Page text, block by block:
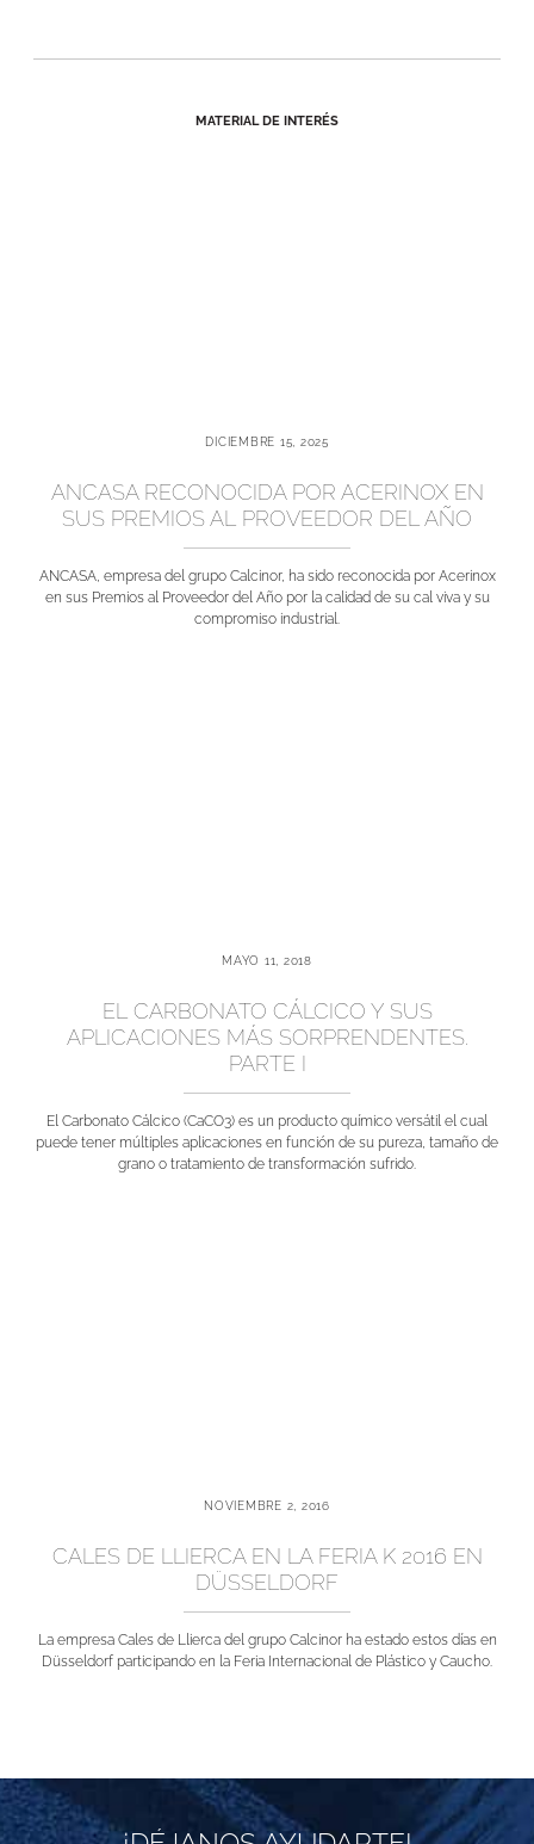
MATERIAL DE INTERÉS
DICIEMBRE 15, 2025
ANCASA RECONOCIDA POR ACERINOX EN
SUS PREMIOS AL PROVEEDOR DEL AÑO
ANCASA, empresa del grupo Calcinor, ha sido reconocida por Acerinox
en sus Premios al Proveedor del Año por la calidad de su cal viva y su
compromiso industrial.
MAYO 11, 2018
EL CARBONATO CÁLCICO Y SUS
APLICACIONES MÁS SORPRENDENTES.
PARTE I
El Carbonato Cálcico (CaCO3) es un producto químico versátil el cual
puede tener múltiples aplicaciones en función de su pureza, tamaño de
grano o tratamiento de transformación sufrido.
NOVIEMBRE 2, 2016
CALES DE LLIERCA EN LA FERIA K 2016 EN
DÜSSELDORF
La empresa Cales de Llierca del grupo Calcinor ha estado estos días en
Düsseldorf participando en la Feria Internacional de Plástico y Caucho.